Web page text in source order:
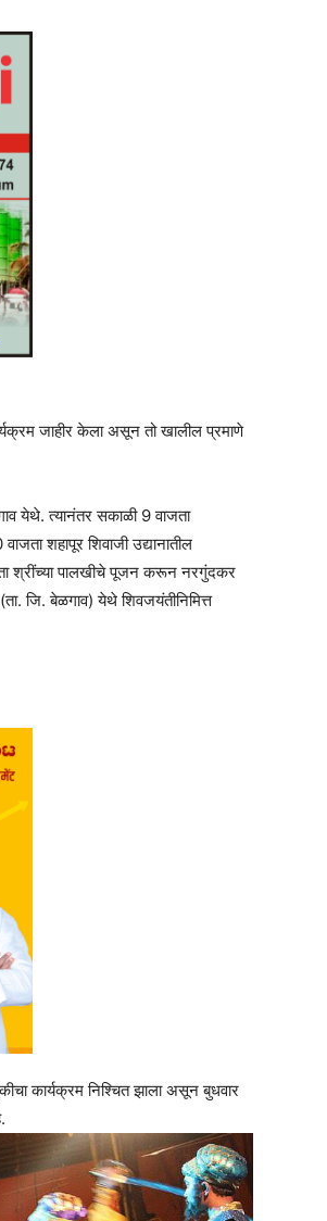
जाहीर केला असून तो खालील प्रमाणे
येथे. त्यानंतर सकाळी 9 वाजता
शहापूर शिवाजी उद्यानातील
श्रींच्या पालखीचे पूजन करून नरगुंदकर
जि. बेळगाव) येथे शिवजयंतीनिमित्त
कार्यक्रम निश्चित झाला असून बुधवार